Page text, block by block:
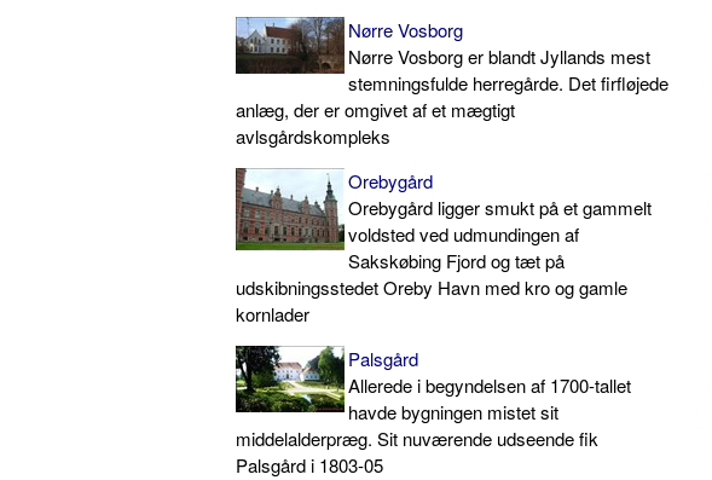
Nørre Vosborg
Nørre Vosborg er blandt Jyllands mest
stemningsfulde herregårde. Det firfløjede
anlæg, der er omgivet af et mægtigt
avlsgårdskompleks
Orebygård
Orebygård ligger smukt på et gammelt
voldsted ved udmundingen af
Sakskøbing Fjord og tæt på
udskibningsstedet Oreby Havn med kro og gamle
kornlader
Palsgård
Allerede i begyndelsen af 1700-tallet
havde bygningen mistet sit
middelalderpræg. Sit nuværende udseende fik
Palsgård i 1803-05